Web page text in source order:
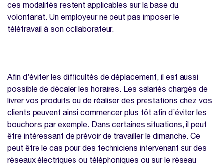
ces modalités restent applicables sur la base du
volontariat. Un employeur ne peut pas imposer le
télétravail à son collaborateur.
Afin d’éviter les difficultés de déplacement, il est aussi
possible de décaler les horaires. Les salariés chargés de
livrer vos produits ou de réaliser des prestations chez vos
clients peuvent ainsi commencer plus tôt afin d’éviter les
bouchons par exemple. Dans certaines situations, il peut
être intéressant de prévoir de travailler le dimanche. Ce
peut être le cas pour des techniciens intervenant sur des
réseaux électriques ou téléphoniques ou sur le réseau